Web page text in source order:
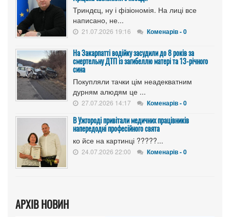
Триндєц, ну і фізіономія. На лиці все
написано, не...
21.07.2026 19:16 Коменарів - 0
На Закарпатті водійку засудили до 8 років за
смертельну ДТП із загибеллю матері та 13-річного
сина
Покупляли тачки цім неадекватним
дурням алюдям це ...
27.07.2026 14:17 Коменарів - 0
В Ужгороді привітали медичних працівників
напередодні професійного свята
ко йсе на картинці ?????...
24.07.2026 22:00 Коменарів - 0
АРХІВ НОВИН